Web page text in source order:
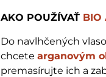
AKO POUŽÍVAŤ BIO
Do navlhčených
chcetearganovým
premasírujte ich a